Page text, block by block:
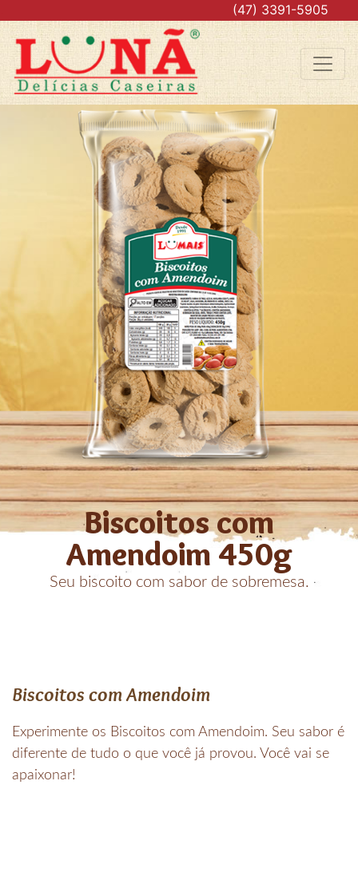
(47) 3391-5905
Biscoitos com
Amendoim 450g
Seu biscoito com sabor de sobremesa.
Biscoitos com Amendoim
Experimente os Biscoitos com Amendoim. Seu sabor é
diferente de tudo o que você já provou. Você vai se
apaixonar!